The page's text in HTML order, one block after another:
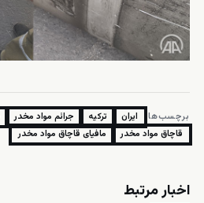
برچسب‌ها: ایران ترکیه جرائم مواد مخدر
قاچاق مواد مخدر
مافیای قاچاق مواد مخدر
اخبار مرتبط